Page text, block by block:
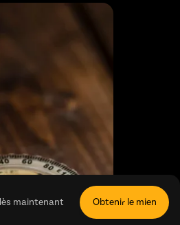
maintenant Obtenir le mien